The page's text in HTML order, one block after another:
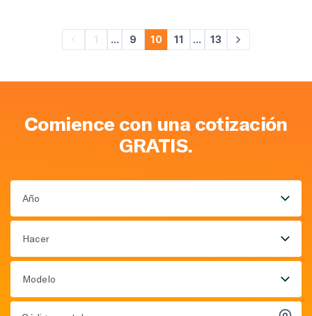
1 ... 9 10 11 ... 13
Comience con una cotización
GRATIS.
Año
Hacer
Modelo